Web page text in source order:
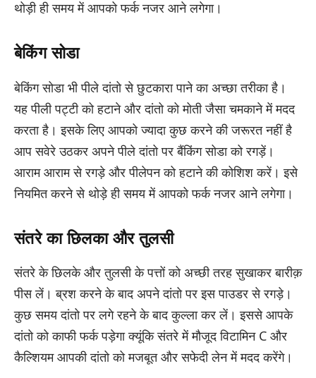
थोड़ी ही समय में आपको फर्क नजर आने लगेगा।
बेकिंग सोडा
बेकिंग सोडा भी पीले दांतो से छुटकारा पाने का अच्छा तरीका है।
यह पीली पट्टी को हटाने और दांतो को मोती जैसा चमकाने में मदद
करता है। इसके लिए आपको ज्यादा कुछ करने की जरूरत नहीं है
आप सवेरे उठकर अपने पीले दांतो पर बैंकिंग सोडा को रगड़ें।
आराम आराम से रगड़े और पीलेपन को हटाने की कोशिश करें। इसे
नियमित करने से थोड़े ही समय में आपको फर्क नजर आने लगेगा।
संतरे का छिलका और तुलसी
संतरे के छिलके और तुलसी के पत्तों को अच्छी तरह सुखाकर बारीक़
पीस लें। ब्रश करने के बाद अपने दांतो पर इस पाउडर से रगड़े।
कुछ समय दांतो पर लगे रहने के बाद कुल्ला कर लें। इससे आपके
दांतो को काफी फर्क पड़ेगा क्यूंकि संतरे में मौजूद विटामिन C और
कैल्शियम आपकी दांतो को मजबूत और सफेदी लेन में मदद करेंगे।